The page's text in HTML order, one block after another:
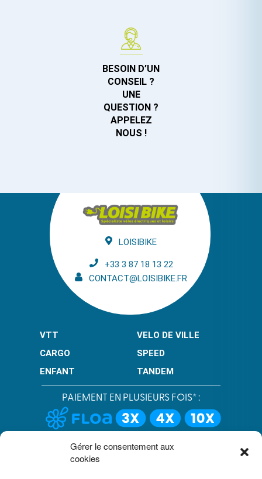
Gérer le consentement aux
cookies
BESOIN D’UN
CONSEIL ?
UNE
QUESTION ?
APPELEZ
NOUS !
LOISIBIKE
+33 3 87 18 13 22
CONTACT@LOISIBIKE.FR
VTT
VELO DE VILLE
CARGO
SPEED
ENFANT
TANDEM
PAIEMENT EN PLUSIEURS FOIS* :
CONDITION GÉNÉRALES DE VENTE